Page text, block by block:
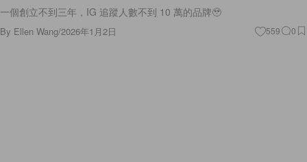
一個創立不到三年，IG 追蹤人數不到 10 萬的品牌🥹
By Ellen Wang/2026年1月2日 559 0